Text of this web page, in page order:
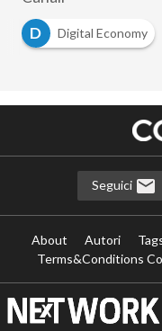
D
Digital Economy
Seguici
About Autori
Terms&Conditions